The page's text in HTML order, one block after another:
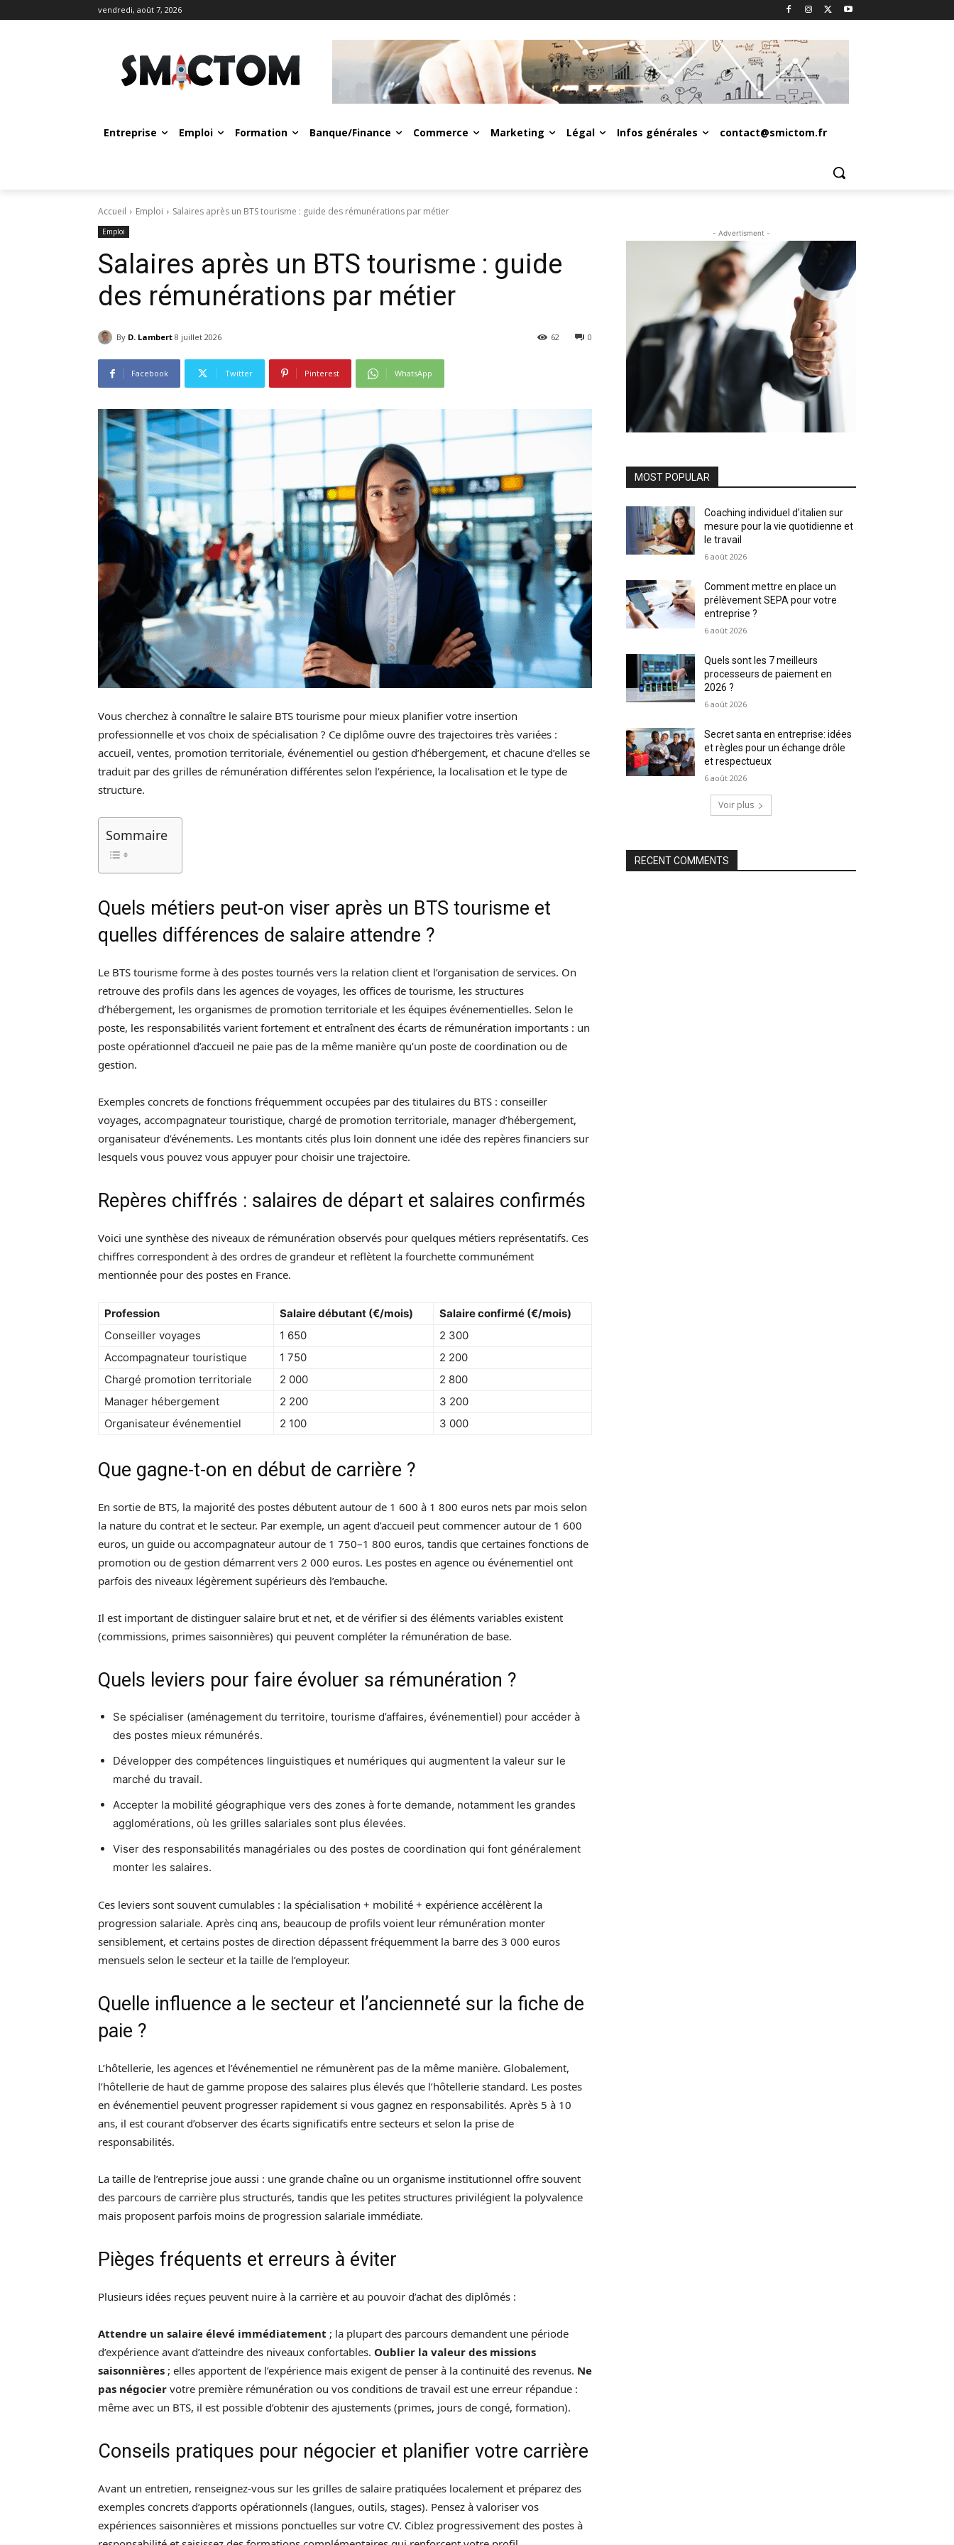
vendredi, août 7, 2026
Entreprise Emploi Formation Banque/Finance Commerce Marketing Légal Infos générales contact@smictom.fr
Accueil Emploi Salaires après un BTS tourisme : guide des rémunérations par métier
Emploi
Salaires après un BTS tourisme : guide
des rémunérations par métier
By D. Lambert 8 juillet 2026 0
62
Facebook Twitter Pinterest WhatsApp
Vous cherchez à connaître le salaire BTS tourisme pour mieux planifier votre insertion
professionnelle et vos choix de spécialisation ? Ce diplôme ouvre des trajectoires très variées :
accueil, ventes, promotion territoriale, événementiel ou gestion d’hébergement, et chacune d’elles se
traduit par des grilles de rémunération différentes selon l’expérience, la localisation et le type de
structure.
Sommaire
Quels métiers peut-on viser après un BTS tourisme et
quelles différences de salaire attendre ?
Le BTS tourisme forme à des postes tournés vers la relation client et l’organisation de services. On
retrouve des profils dans les agences de voyages, les offices de tourisme, les structures
d’hébergement, les organismes de promotion territoriale et les équipes événementielles. Selon le
poste, les responsabilités varient fortement et entraînent des écarts de rémunération importants : un
poste opérationnel d’accueil ne paie pas de la même manière qu’un poste de coordination ou de
gestion.
Exemples concrets de fonctions fréquemment occupées par des titulaires du BTS : conseiller
voyages, accompagnateur touristique, chargé de promotion territoriale, manager d’hébergement,
organisateur d’événements. Les montants cités plus loin donnent une idée des repères financiers sur
lesquels vous pouvez vous appuyer pour choisir une trajectoire.
Repères chiffrés : salaires de départ et salaires confirmés
Voici une synthèse des niveaux de rémunération observés pour quelques métiers représentatifs. Ces
chiffres correspondent à des ordres de grandeur et reflètent la fourchette communément
mentionnée pour des postes en France.
Profession Salaire débutant (€/mois)
Salaire confirmé (€/mois)
Conseiller voyages
1 650
2 300
Accompagnateur touristique
1 750
2 200
Chargé promotion territoriale
2 000
2 800
Manager hébergement
2 200
3 200
Organisateur événementiel
2 100 3 000
Que gagne-t-on en début de carrière ?
En sortie de BTS, la majorité des postes débutent autour de 1 600 à 1 800 euros nets par mois selon
la nature du contrat et le secteur. Par exemple, un agent d’accueil peut commencer autour de 1 600
euros, un guide ou accompagnateur autour de 1 750–1 800 euros, tandis que certaines fonctions de
promotion ou de gestion démarrent vers 2 000 euros. Les postes en agence ou événementiel ont
parfois des niveaux légèrement supérieurs dès l’embauche.
Il est important de distinguer salaire brut et net, et de vérifier si des éléments variables existent
(commissions, primes saisonnières) qui peuvent compléter la rémunération de base.
Quels leviers pour faire évoluer sa rémunération ?
Se spécialiser (aménagement du territoire, tourisme d’affaires, événementiel) pour accéder à
des postes mieux rémunérés.
Développer des compétences linguistiques et numériques qui augmentent la valeur sur le
marché du travail.
Accepter la mobilité géographique vers des zones à forte demande, notamment les grandes
agglomérations, où les grilles salariales sont plus élevées.
Viser des responsabilités managériales ou des postes de coordination qui font généralement
monter les salaires.
Ces leviers sont souvent cumulables : la spécialisation + mobilité + expérience accélèrent la
progression salariale. Après cinq ans, beaucoup de profils voient leur rémunération monter
sensiblement, et certains postes de direction dépassent fréquemment la barre des 3 000 euros
mensuels selon le secteur et la taille de l’employeur.
Quelle influence a le secteur et l’ancienneté sur la fiche de
paie ?
L’hôtellerie, les agences et l’événementiel ne rémunèrent pas de la même manière. Globalement,
l’hôtellerie de haut de gamme propose des salaires plus élevés que l’hôtellerie standard. Les postes
en événementiel peuvent progresser rapidement si vous gagnez en responsabilités. Après 5 à 10
ans, il est courant d’observer des écarts significatifs entre secteurs et selon la prise de
responsabilités.
La taille de l’entreprise joue aussi : une grande chaîne ou un organisme institutionnel offre souvent
des parcours de carrière plus structurés, tandis que les petites structures privilégient la polyvalence
mais proposent parfois moins de progression salariale immédiate.
Pièges fréquents et erreurs à éviter
Plusieurs idées reçues peuvent nuire à la carrière et au pouvoir d’achat des diplômés :
Attendre un salaire élevé immédiatement ; la plupart des parcours demandent une période
d’expérience avant d’atteindre des niveaux confortables. Oublier la valeur des missions
saisonnières ; elles apportent de l’expérience mais exigent de penser à la continuité des revenus. Ne
pas négocier votre première rémunération ou vos conditions de travail est une erreur répandue :
même avec un BTS, il est possible d’obtenir des ajustements (primes, jours de congé, formation).
Conseils pratiques pour négocier et planifier votre carrière
Avant un entretien, renseignez-vous sur les grilles de salaire pratiquées localement et préparez des
exemples concrets d’apports opérationnels (langues, outils, stages). Pensez à valoriser vos
expériences saisonnières et missions ponctuelles sur votre CV. Ciblez progressivement des postes à
- Advertisment -
MOST POPULAR
Coaching individuel d’italien sur
mesure pour la vie quotidienne et
le travail
6 août 2026
Comment mettre en place un
prélèvement SEPA pour votre
entreprise ?
6 août 2026
Quels sont les 7 meilleurs
processeurs de paiement en
2026 ?
6 août 2026
Secret santa en entreprise: idées
et règles pour un échange drôle
et respectueux
6 août 2026
Voir plus
RECENT COMMENTS